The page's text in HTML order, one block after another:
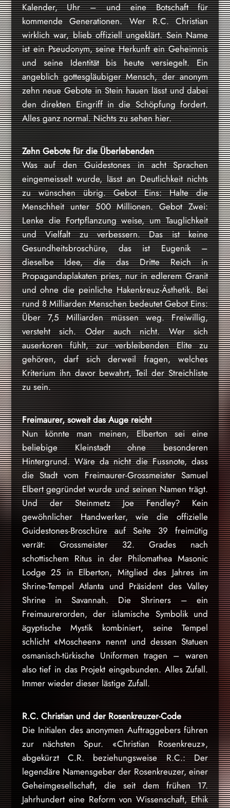
Kalender, Uhr – und eine Botschaft für
kommende Generationen. Wer R.C. Christian
wirklich war, blieb offiziell ungeklärt. Sein Name
ist ein Pseudonym, seine Herkunft ein Geheimnis
und seine Identität bis heute versiegelt. Ein
angeblich gottesgläubiger Mensch, der anonym
zehn neue Gebote in Stein hauen lässt und dabei
den direkten Eingriff in die Schöpfung fordert.
Alles ganz normal. Nichts zu sehen hier.
Zehn Gebote für die Überlebenden
Was auf den Guidestones in acht Sprachen
eingemeisselt wurde, lässt an Deutlichkeit nichts
zu wünschen übrig. Gebot Eins: Halte die
Menschheit unter 500 Millionen. Gebot Zwei:
Lenke die Fortpflanzung weise, um Tauglichkeit
und Vielfalt zu verbessern. Das ist keine
Gesundheitsbroschüre, das ist Eugenik –
dieselbe Idee, die das Dritte Reich in
Propagandaplakaten pries, nur in edlerem Granit
und ohne die peinliche Hakenkreuz-Ästhetik. Bei
rund 8 Milliarden Menschen bedeutet Gebot Eins:
Über 7,5 Milliarden müssen weg. Freiwillig,
versteht sich. Oder auch nicht. Wer sich
auserkoren fühlt, zur verbleibenden Elite zu
gehören, darf sich derweil fragen, welches
Kriterium ihn davor bewahrt, Teil der Streichliste
zu sein.
Freimaurer, soweit das Auge reicht
Nun könnte man meinen, Elberton sei eine
beliebige Kleinstadt ohne besonderen
Hintergrund. Wäre da nicht die Fussnote, dass
die Stadt vom Freimaurer-Grossmeister Samuel
Elbert gegründet wurde und seinen Namen trägt.
Und der Steinmetz Joe Fendley? Kein
gewöhnlicher Handwerker, wie die offizielle
Guidestones-Broschüre auf Seite 39 freimütig
verrät: Grossmeister 32. Grades nach
schottischem Ritus in der Philomathea Masonic
Lodge 25 in Elberton, Mitglied des Jahres im
Shrine-Tempel Atlanta und Präsident des Valley
Shrine in Savannah. Die Shriners – ein
Freimaurerorden, der islamische Symbolik und
ägyptische Mystik kombiniert, seine Tempel
schlicht «Moscheen» nennt und dessen Statuen
osmanisch-türkische Uniformen tragen – waren
also tief in das Projekt eingebunden. Alles Zufall.
Immer wieder dieser lästige Zufall.
R.C. Christian und der Rosenkreuzer-Code
Die Initialen des anonymen Auftraggebers führen
zur nächsten Spur. «Christian Rosenkreuz»,
abgekürzt C.R. beziehungsweise R.C.: Der
legendäre Namensgeber der Rosenkreuzer, einer
Geheimgesellschaft, die seit dem frühen 17.
Jahrhundert eine Reform von Wissenschaft, Ethik